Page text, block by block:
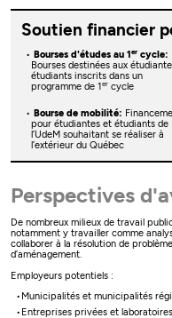
Soutien financier
Bourses d'études au 1 ercycle:
Bourses destinées aux
étudiants inscrits dans un
programme de 1 ercycle
Bourse de mobilité:
pour étudiantes et étudiants de
l’UdeM souhaitant se réaliser à
l’extérieur du Québec
Perspectives
De nombreux milieux de travail
notamment y travailler comme
collaborer à la résolution de
d’aménagement.
Employeurs potentiels :
Municipalités et municipalités
Entreprises privées et